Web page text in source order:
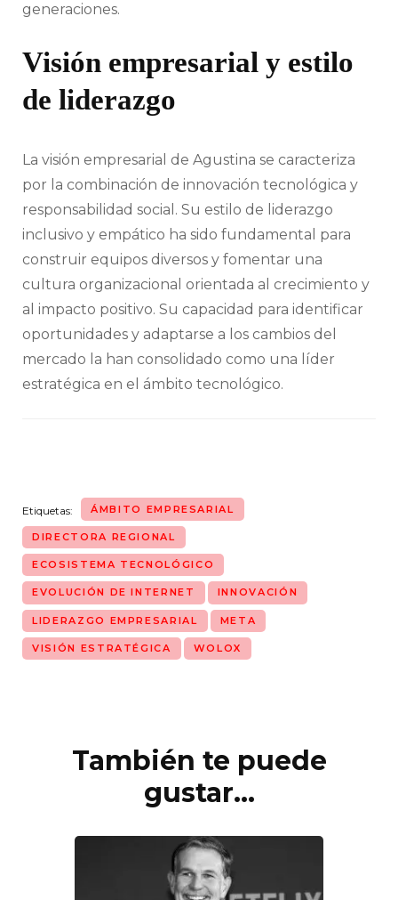
generaciones.
Visión empresarial y estilo
de liderazgo
La visión empresarial de Agustina se caracteriza
por la combinación de innovación tecnológica y
responsabilidad social. Su estilo de liderazgo
inclusivo y empático ha sido fundamental para
construir equipos diversos y fomentar una
cultura organizacional orientada al crecimiento y
al impacto positivo. Su capacidad para identificar
oportunidades y adaptarse a los cambios del
mercado la han consolidado como una líder
estratégica en el ámbito tecnológico.
Etiquetas: ÁMBITO EMPRESARIAL
DIRECTORA REGIONAL
ECOSISTEMA TECNOLÓGICO
EVOLUCIÓN DE INTERNET INNOVACIÓN
LIDERAZGO EMPRESARIAL META
VISIÓN ESTRATÉGICA WOLOX
NavegaciónTambién te puede
gustar...